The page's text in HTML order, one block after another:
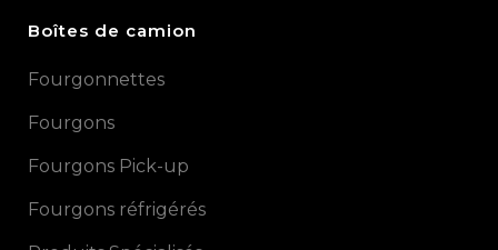
Boîtes de camion
Fourgonnettes
Fourgons
Fourgons Pick-up
Fourgons réfrigérés